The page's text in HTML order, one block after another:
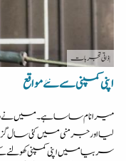
| ذاتی تجربات
اپنی کمپنی سے نئے مواقع
میرا نام ساسا ہے۔میں
لیا اور جرمنی میں کئی سال
سربیا میں اپنی کمپنی